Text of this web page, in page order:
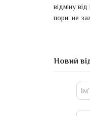
відміну
пори, не
Новий